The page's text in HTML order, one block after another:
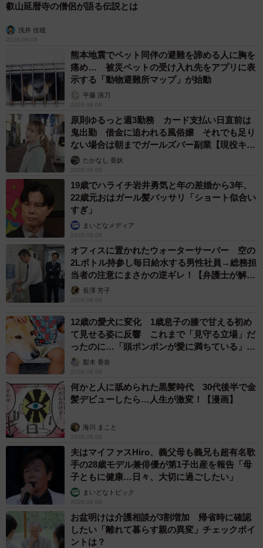
叡山延暦寺の僧侶が語る伝説とは
浅井 佳穂
2026.08.08
熊本地震でペット同伴の避難を諦める人に胸を
痛め… 被災ペットの受け入れ先をアプリに表
示する「動物避難所マップ」が始動
平藤 清刀
2026.08.08
原則ゆるっと週3勤務 カード支払い日直前は
鬼出勤 借金に追われる風俗嬢 それでも足り
ない場合は朝までガールズバー副業【現役キャ
ストに取材】
たかなし 亜妖
2026.08.08
19歳でハライチ岩井勇気と年の差婚から3年、
22歳元おはガール髪バッサリ「ショート似合い
すぎ」
まいどなメディア
2026.08.08
オフィスに置かれたウォーターサーバー 空の
2Lボトル持参し毎日給水する男性社員→総務担
当者の注意にまさかの逆ギレ！【弁護士が解
説】長澤 芳子
2026.08.08
12歳の愛犬に変化 1歳息子の膝で甘える初め
て見せる姿に反響 これまで「見守る立場」だ
ったのに…「頭ポンポンが愛に満ちている」
「尊…」
梨木 香奈
2026.08.08
何かと人に舐められた黒髪時代 30代後半で金
髪デビューしたら…人生が激変！【漫画】
海川 まこと
2026.08.08
夫はマイファスHiro、義父母も義兄も超有名歌
手の28歳モデル兼俳優が第1子出産を報告「母
子ともに健康…日々、大切に過ごしたい」
まいどなトピック
2026.08.08
お盆明けは介護相談が3割増加 帰省時に確認
したい「離れて暮らす親の異変」チェックポイ
ントは？